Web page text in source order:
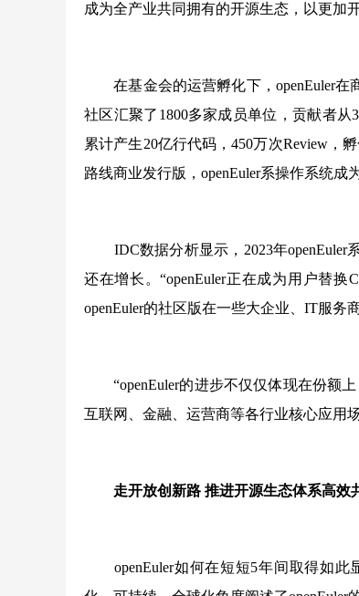
成为全产业共同拥有的开源生态，以更加
在基金会的运营孵化下，openEuler在
社区汇聚了1800多家成员单位，贡献者从
累计产生20亿行代码，450万次Review，
路线商业发行版，openEuler系操作系统成
IDC数据分析显示，2023年openEuler
还在增长。“openEuler正在成为用户替换
openEuler的社区版在一些大企业、IT服务
“openEuler的进步不仅仅体现在份额上
互联网、金融、运营商等各行业核心应用
走开放创新路 推进开源生态体系高效
openEuler如何在短短5年间取得如此